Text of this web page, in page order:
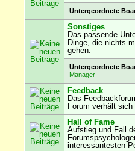
Untergeordnete
Sonstiges
Das passende
Dinge, die nichts
gehen.
Untergeordnete
Manager
Feedback
Das
Forum verhält
Hall of Fame
Aufstieg und Fall
interessantesten